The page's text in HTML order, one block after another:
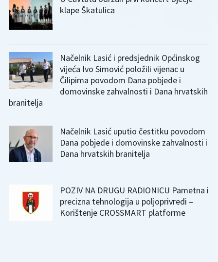
klape Škatulica
Načelnik Lasić i predsjednik Općinskog
vijeća Ivo Simović položili vijenac u
Čilipima povodom Dana pobjede i
domovinske zahvalnosti i Dana hrvatskih
branitelja
Načelnik Lasić uputio čestitku povodom
Dana pobjede i domovinske zahvalnosti i
Dana hrvatskih branitelja
POZIV NA DRUGU RADIONICU Pametna i
precizna tehnologija u poljoprivredi –
Korištenje CROSSMART platforme